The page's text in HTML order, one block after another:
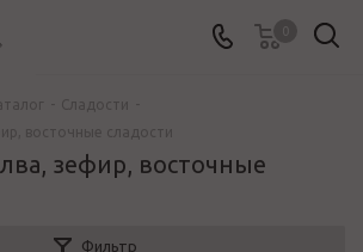
зефир, восточные
Фильтр